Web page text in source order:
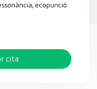
ecopunció
cita